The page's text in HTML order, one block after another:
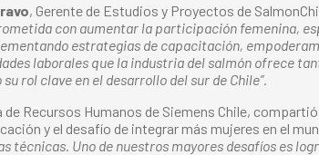
, Gerente de Estudios y Proyectos de
con aumentar la participación femenina,
estrategias de capacitación,
laborales que la industria del salmón ofrece
rol clave en el desarrollo del sur de Chile”.
de Recursos Humanos de Siemens Chile,
y el desafío de integrar más mujeres en el
Uno de nuestros mayores desafíos es